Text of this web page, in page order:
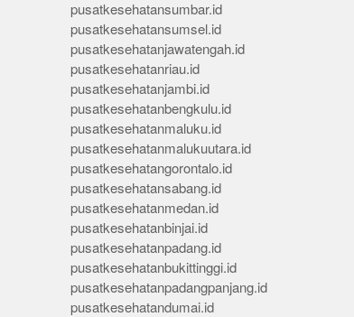
pusatkesehatansumbar.id
pusatkesehatansumsel.id
pusatkesehatanjawatengah.id
pusatkesehatanriau.id
pusatkesehatanjambi.id
pusatkesehatanbengkulu.id
pusatkesehatanmaluku.id
pusatkesehatanmalukuutara.id
pusatkesehatangorontalo.id
pusatkesehatansabang.id
pusatkesehatanmedan.id
pusatkesehatanbinjai.id
pusatkesehatanpadang.id
pusatkesehatanbukittinggi.id
pusatkesehatanpadangpanjang.id
pusatkesehatandumai.id